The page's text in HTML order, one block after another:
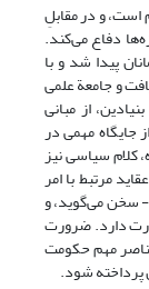
است، و در مقابلِ
دفاع می‌کند.
پیدا شد و با
و جامعة علمی
از مبانی
جایگاه مهمی در
کلام سیاسی نیز
مرتبط با امر
سخن می‌گوید، و
دارد. ضرورت
مهم حکومت
پرداخته شود.